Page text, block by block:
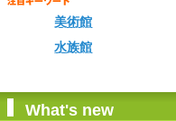
美術館
水族館
What's new